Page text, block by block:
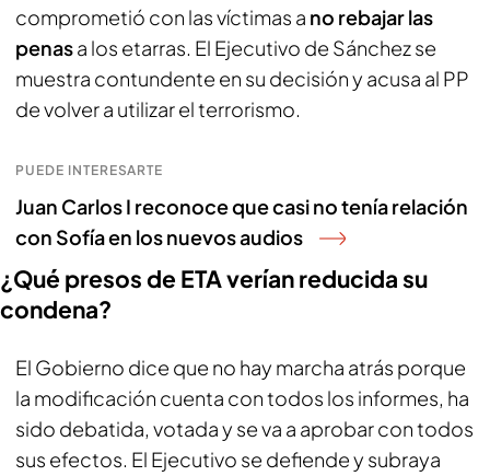
comprometió con las víctimas a no rebajar las
penasa los etarras. El Ejecutivo de Sánchez se
muestra contundente en su decisión y acusa al PP
de volver a utilizar el terrorismo.
PUEDE INTERESARTE
Juan Carlos I reconoce que casi no tenía relación
con Sofía en los nuevos audios
¿Qué presos de ETA verían reducida su
condena?
El Gobierno dice que no hay marcha atrás porque
la modificación cuenta con todos los informes, ha
sido debatida, votada y se va a aprobar con todos
sus efectos. El Ejecutivo se defiende y subraya